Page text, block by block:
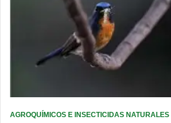
AGROQUÍMICOS E INSECTICIDAS NATURALES